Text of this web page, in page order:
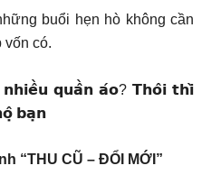
buổi hẹn hò không cần
vốn có.
𝗾𝘂𝗮̂̀𝗻 𝗮́𝗼? 𝗧𝗵𝗼̂𝗶 𝘁𝗵𝗶̀
𝗯𝗮̣𝗻
“THU CŨ – ĐỔI MỚI”